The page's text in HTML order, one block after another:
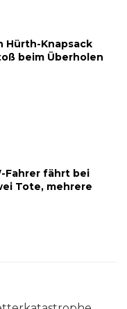
Hürth-Knapsack
beim Überholen
Fahrer fährt bei
Tote, mehrere